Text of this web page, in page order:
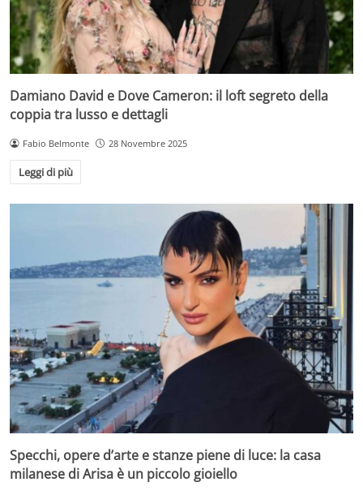
Damiano David e Dove Cameron: il loft segreto della
coppia tra lusso e dettagli
Fabio Belmonte 28 Novembre 2025
Leggi di più
Specchi, opere d’arte e stanze piene di luce: la casa
milanese di Arisa è un piccolo gioiello